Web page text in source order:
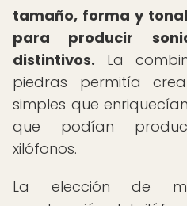
tamaño, forma y
para producir
distintivos. La
piedras permitía
simples que
que podían
xilófonos.
La elección de